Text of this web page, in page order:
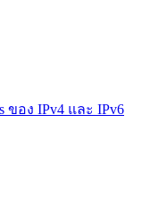
ของ IPv4 และ IPv6